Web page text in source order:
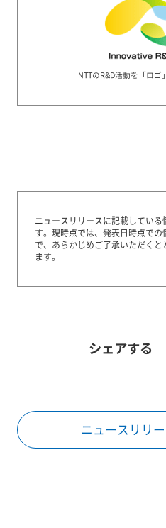
NTTのR&D活動を「ロ
ニュースリリースに記載してい
す。 現時点では、発表日時点で
で、あらかじめご了承いただく
ます。
シェアする
ニュースリリ